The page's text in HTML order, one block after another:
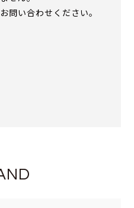
問い合わせください。